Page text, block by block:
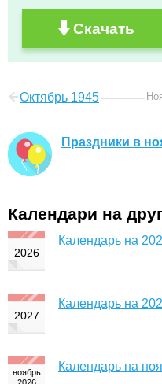
Скачать
Октябрь 1945
Праздники в
Календари на
Календарь на
Календарь на
Календарь на